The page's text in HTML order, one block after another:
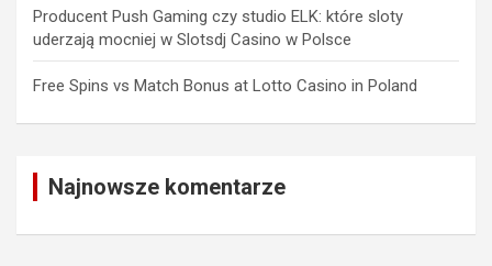
Producent Push Gaming czy studio ELK: które sloty
uderzają mocniej w Slotsdj Casino w Polsce
Free Spins vs Match Bonus at Lotto Casino in Poland
Najnowsze komentarze